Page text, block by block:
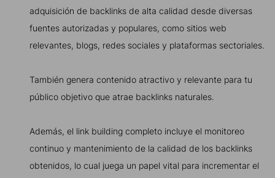
adquisición de backlinks de alta calidad desde diversas
fuentes autorizadas y populares, como sitios web
relevantes, blogs, redes sociales y plataformas sectoriales.
También genera contenido atractivo y relevante para tu
público objetivo que atrae backlinks naturales.
Además, el link building completo incluye el monitoreo
continuo y mantenimiento de la calidad de los backlinks
obtenidos, lo cual juega un papel vital para incrementar el